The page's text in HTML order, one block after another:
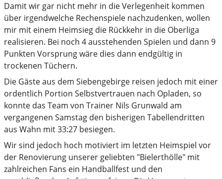
Damit wir gar nicht mehr in die Verlegenheit kommen
über irgendwelche Rechenspiele nachzudenken, wollen
mir mit einem Heimsieg die Rückkehr in die Oberliga
realisieren. Bei noch 4 ausstehenden Spielen und dann 9
Punkten Vorsprung wäre dies dann endgültig in
trockenen Tüchern.
Die Gäste aus dem Siebengebirge reisen jedoch mit einer
ordentlich Portion Selbstvertrauen nach Opladen, so
konnte das Team von Trainer Nils Grunwald am
vergangenen Samstag den bisherigen Tabellendritten
aus Wahn mit 33:27 besiegen.
Wir sind jedoch hoch motiviert im letzten Heimspiel vor
der Renovierung unserer geliebten "Bielerthölle" mit
zahlreichen Fans ein Handballfest und den